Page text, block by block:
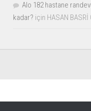
Alo 182 hastane
kadar? için HASAN BASRİ